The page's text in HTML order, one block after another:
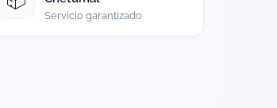
Servicio garantizado